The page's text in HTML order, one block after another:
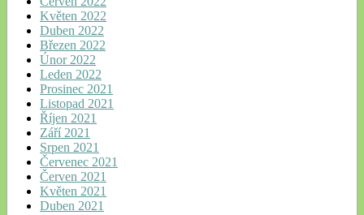
Květen 2022
Duben 2022
Březen 2022
Únor 2022
Leden 2022
Prosinec 2021
Listopad 2021
Říjen 2021
Září 2021
Srpen 2021
Červenec 2021
Červen 2021
Květen 2021
Duben 2021